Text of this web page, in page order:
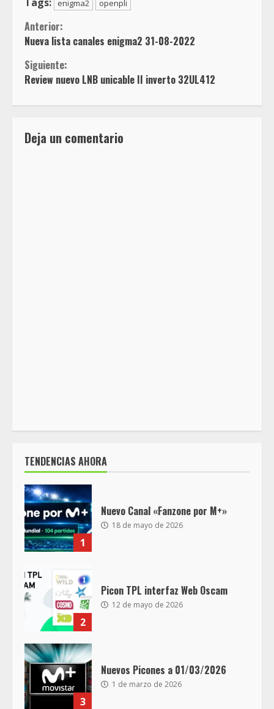
enigma2 openpli
Sigue
leyendo
Anterior:
Nueva lista canales enigma2 31-08-2022
Siguiente:
Review nuevo LNB unicable II inverto 32UL412
Deja un comentario
TENDENCIAS AHORA
1
Nuevo Canal «Fanzone por M+»
18 de mayo de 2026
2
Picon TPL interfaz Web Oscam
12 de mayo de 2026
3
Nuevos Picones a 01/03/2026
1 de marzo de 2026